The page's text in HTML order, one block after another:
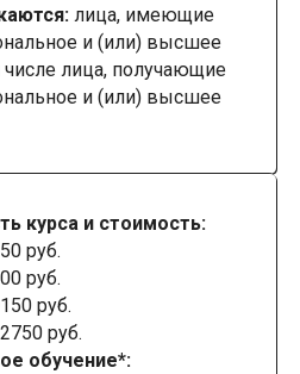
лица, имеющие
и (или) высшее
лица, получающие
и (или) высшее
курса и стоимость:
руб.
руб.
руб.
руб.
обучение*: